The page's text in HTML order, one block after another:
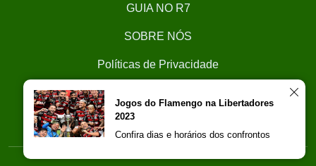
GUIA NO R7
SOBRE NÓS
Políticas de Privacidade
Trabalhe Conosco
Jogos do Flamengo na Libertadores
2023
Confira dias e horários dos confrontos